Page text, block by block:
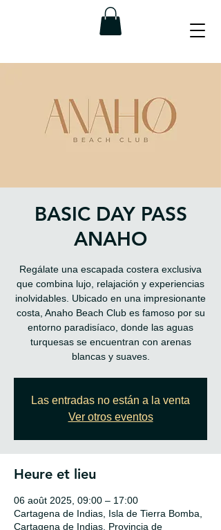
BASIC DAY PASS
ANAHO
Regálate una escapada costera exclusiva
que combina lujo, relajación y experiencias
inolvidables. Ubicado en una impresionante
costa, Anaho Beach Club es famoso por su
entorno paradisíaco, donde las aguas
turquesas se encuentran con arenas
blancas y suaves.
Las entradas no están a la venta
Ver otros eventos
Heure et lieu
06 août 2025, 09:00 – 17:00
Cartagena de Indias, Isla de Tierra Bomba,
Cartagena de Indias, Provincia de